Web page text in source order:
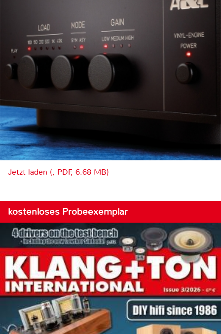
Jetzt laden (, PDF, 6.68 MB)
kostenloses Probeexemplar